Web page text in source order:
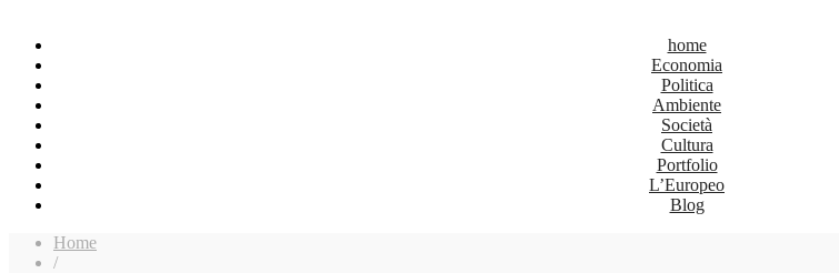
home
Economia
Politica
Ambiente
Società
Cultura
Portfolio
L’Europeo
Blog
Home
/